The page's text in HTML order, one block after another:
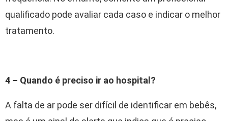
qualificado pode avaliar cada caso e indicar o melhor
tratamento.
4 – Quando é preciso ir ao hospital?
A falta de ar pode ser difícil de identificar em bebês,